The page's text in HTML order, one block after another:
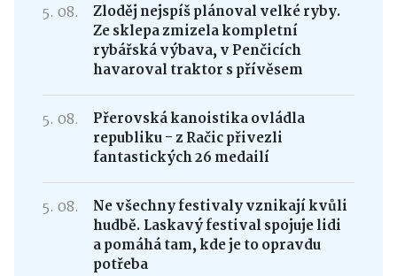
5. 08.
Zloděj nejspíš plánoval velké ryby.
Ze sklepa zmizela kompletní
rybářská výbava, v Penčicích
havaroval traktor s přívěsem
5. 08.
Přerovská kanoistika ovládla
republiku - z Račic přivezli
fantastických 26 medailí
5. 08.
Ne všechny festivaly vznikají kvůli
hudbě. Laskavý festival spojuje lidi
a pomáhá tam, kde je to opravdu
potřeba